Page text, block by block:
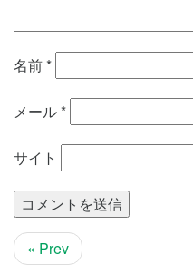
名前*
メール*
サイト
« Prev